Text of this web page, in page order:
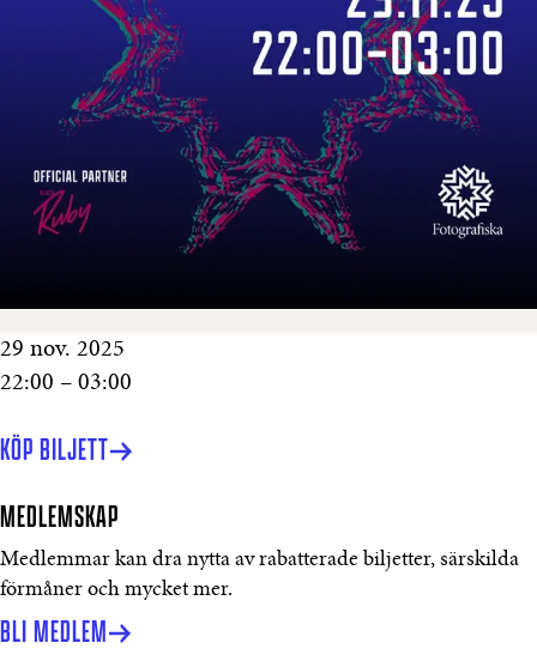
29 nov. 2025
22:00 – 03:00
KÖP BILJETT
MEDLEMSKAP
Medlemmar kan dra nytta av rabatterade biljetter, särskilda
förmåner och mycket mer.
BLI MEDLEM